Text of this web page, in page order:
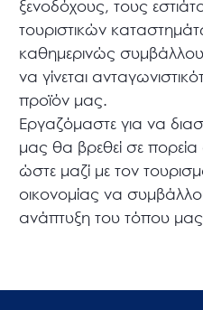
ξενοδόχους, τους
τουριστικών
καθημερινώς
να γίνεται
προϊόν μας.
Εργαζόμαστε για να
μας θα βρεθεί σε
ώστε μαζί με τον
οικονομίας να
ανάπτυξη του τόπου